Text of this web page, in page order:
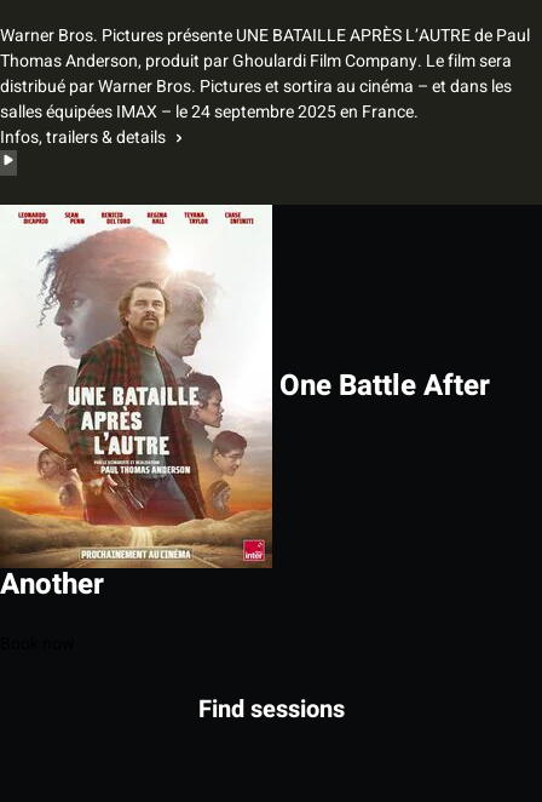
Warner Bros. Pictures présente UNE BATAILLE APRÈS L’AUTRE de Paul
Thomas Anderson, produit par Ghoulardi Film Company. Le film sera
distribué par Warner Bros. Pictures et sortira au cinéma – et dans les
salles équipées IMAX – le 24 septembre 2025 en France.
Infos, trailers & details
One Battle After
Another
Find sessions